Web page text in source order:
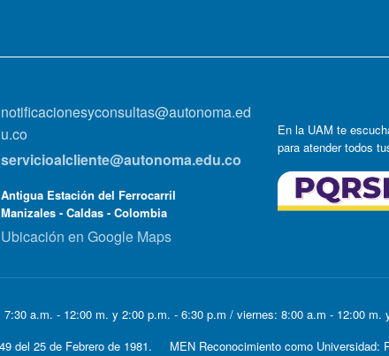
notificacionesyconsultas@autonoma.ed
u.co
servicioalcliente@autonoma.edu.co
Antigua Estación del Ferrocarril
Manizales - Caldas - Colombia
Ubicación en Google Maps
En la UAM te
para atender todos
7:30 a.m. - 12:00 m. y 2:00 p.m. - 6:30 p.m / viernes: 8:00 a.m - 12:00
del 25 de Febrero de 1981. MEN Reconocimiento como Universidad: